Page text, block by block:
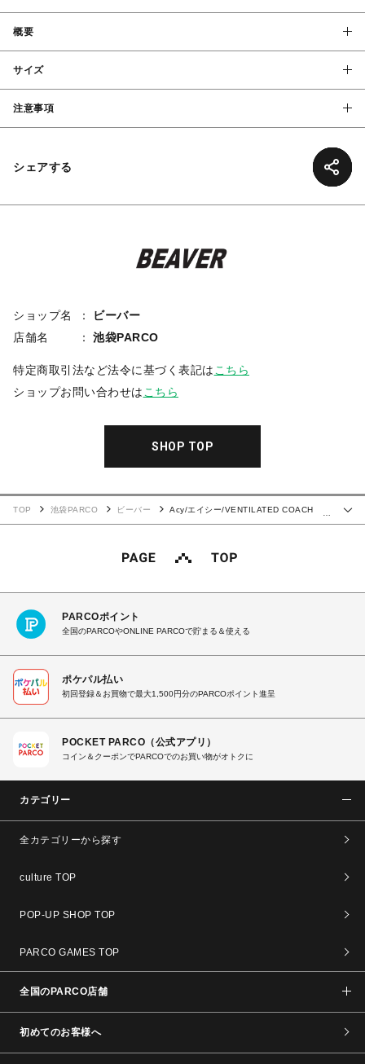
概要
サイズ
注意事項
シェアする
ショップ名
ビーバー
店舗名
池袋PARCO
特定商取引法など法令に基づく表記は こちら
ショップお問い合わせは こちら
SHOP TOP
TOP 池袋PARCO ビーバー
Acy/エイシー/VENTILATED COACH
PARCOポイント
全国のPARCOやONLINE PARCOで貯まる＆使える
ポケパル払い
初回登録＆お買物で最大1,500円分のPARCOポイント進呈
POCKET PARCO（公式アプリ）
コイン＆クーポンでPARCOでのお買い物がオトクに
カテゴリー
全カテゴリーから探す
culture TOP
POP-UP SHOP TOP
PARCO GAMES TOP
全国のPARCO店舗
初めてのお客様へ